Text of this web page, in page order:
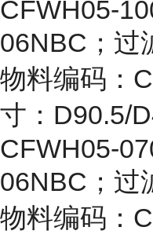
CFWH05-
06NBC；过
物料编码：
寸：D90.5/
CFWH05-
06NBC；过
物料编码：